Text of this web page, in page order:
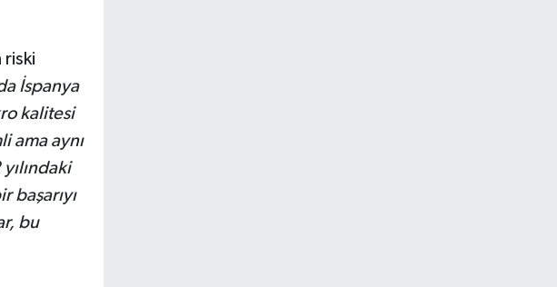
riski
İspanya
kalitesi
ama aynı
başarıyı
bu